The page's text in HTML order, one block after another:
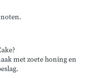
met zoete honing en